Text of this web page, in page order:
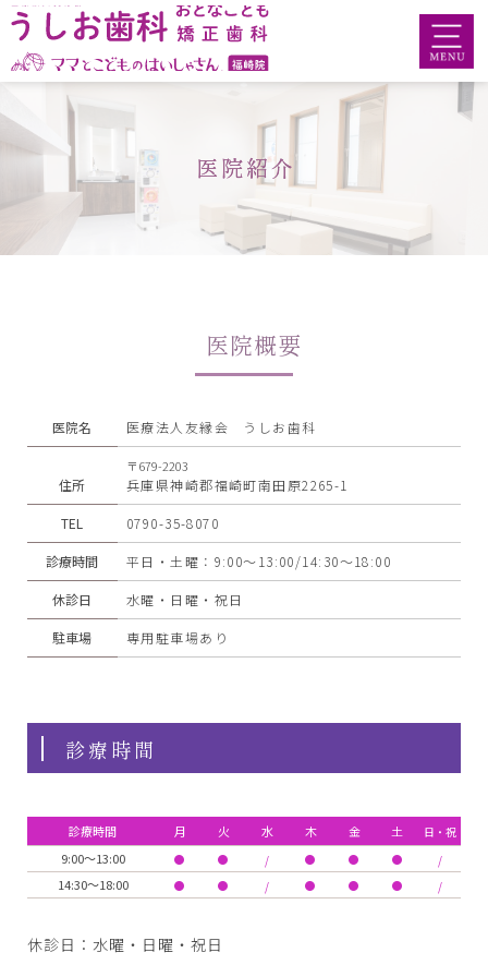
医院紹介
医院概要
医院名 医療法人友縁会 うしお歯科
住所
〒679-2203
兵庫県神崎郡福崎町南田原2265-1
TEL 0790-35-8070
診療時間 平日・土曜：9:00～13:00/14:30～18:00
休診日 水曜・日曜・祝日
駐車場 専用駐車場あり
診療時間
診療時間 月 火 水 木 金 土 日・祝
9:00～13:00 ● ● / ● ● ● /
14:30～18:00 ● ● / ● ● ● /
休診日：水曜・日曜・祝日